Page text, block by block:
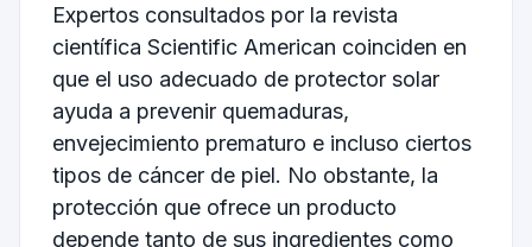
Expertos consultados por la revista
científica Scientific American coinciden en
que el uso adecuado de protector solar
ayuda a prevenir quemaduras,
envejecimiento prematuro e incluso ciertos
tipos de cáncer de piel. No obstante, la
protección que ofrece un producto
depende tanto de sus ingredientes como